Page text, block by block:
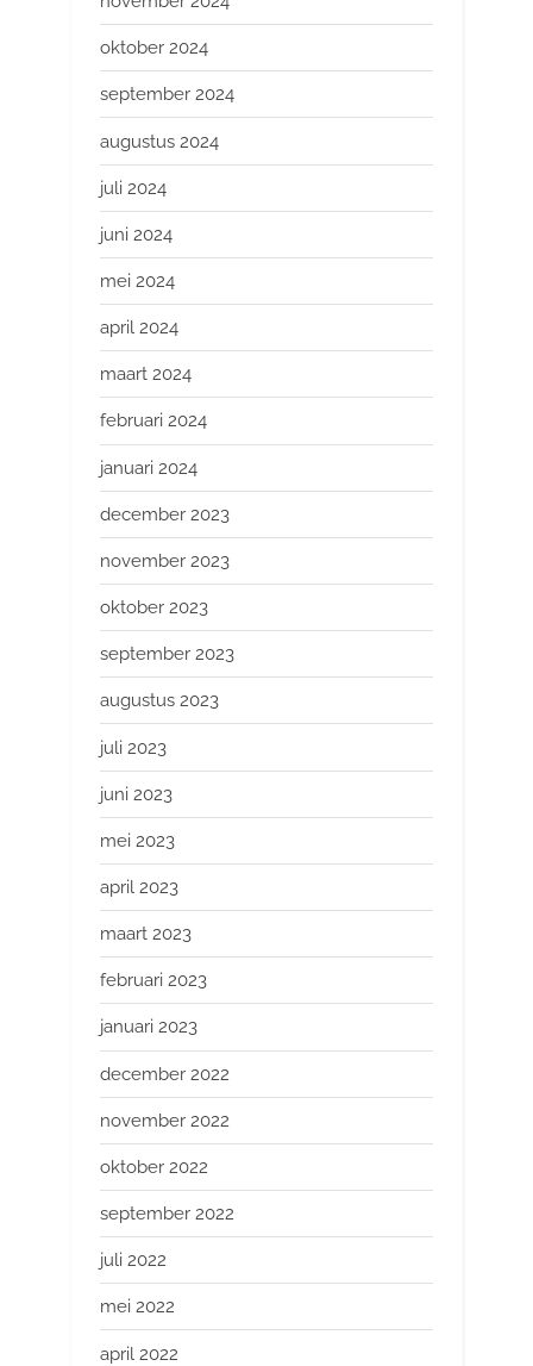
oktober 2024
september 2024
augustus 2024
juli 2024
juni 2024
mei 2024
april 2024
maart 2024
februari 2024
januari 2024
december 2023
november 2023
oktober 2023
september 2023
augustus 2023
juli 2023
juni 2023
mei 2023
april 2023
maart 2023
februari 2023
januari 2023
december 2022
november 2022
oktober 2022
september 2022
juli 2022
mei 2022
april 2022